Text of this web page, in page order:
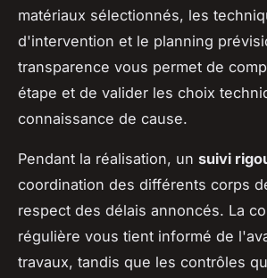
matériaux sélectionnés, les
d'intervention et le planning
transparence vous permet de
étape et de valider les choix
connaissance de cause.
Pendant la réalisation, un suivi
coordination des différents corps
respect des délais annoncés. La
régulière vous tient informé de
travaux, tandis que les contrôles